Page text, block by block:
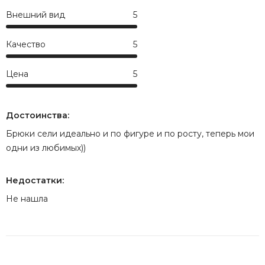
Возврат
Внешний вид 5
Качество 5
Цена 5
Достоинства:
Брюки сели идеально и по фигуре и по росту, теперь мои
одни из любимых))
Недостатки:
Не нашла